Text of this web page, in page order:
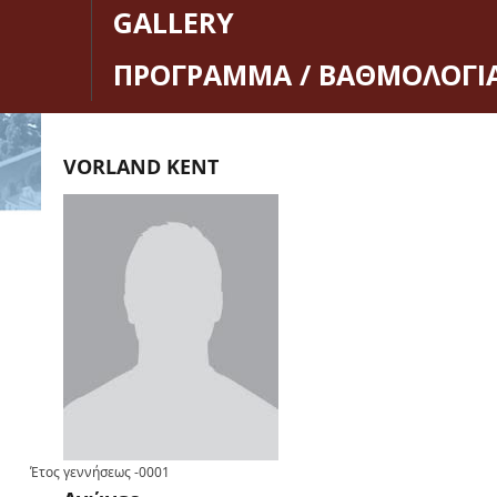
GALLERY
ΠΡΟΓΡΑΜΜΑ /
VORLAND KENT
Έτος γεννήσεως-0001